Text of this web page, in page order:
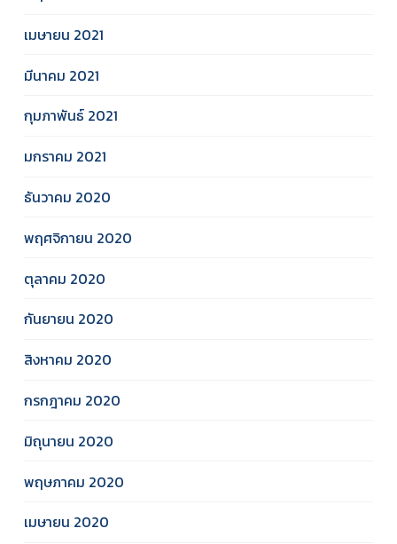
เมษายน 2021
มีนาคม 2021
กุมภาพันธ์ 2021
มกราคม 2021
ธันวาคม 2020
พฤศจิกายน 2020
ตุลาคม 2020
กันยายน 2020
สิงหาคม 2020
กรกฎาคม 2020
มิถุนายน 2020
พฤษภาคม 2020
เมษายน 2020